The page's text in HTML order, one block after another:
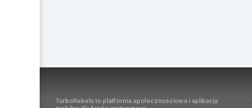
TurboRebels to platforma społecznościowa i aplikacja